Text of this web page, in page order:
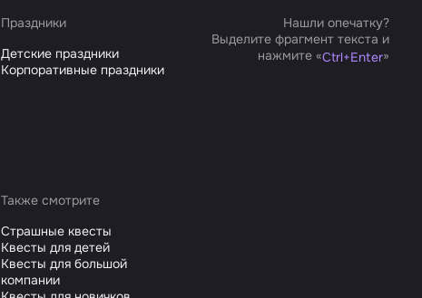
Праздники
Детские праздники
Корпоративные праздники
Также смотрите
Страшные квесты
Квесты для детей
Квесты для большой
компании
Нашли опечатку?
Выделите фрагмент текста и
нажмите «Ctrl+Enter»